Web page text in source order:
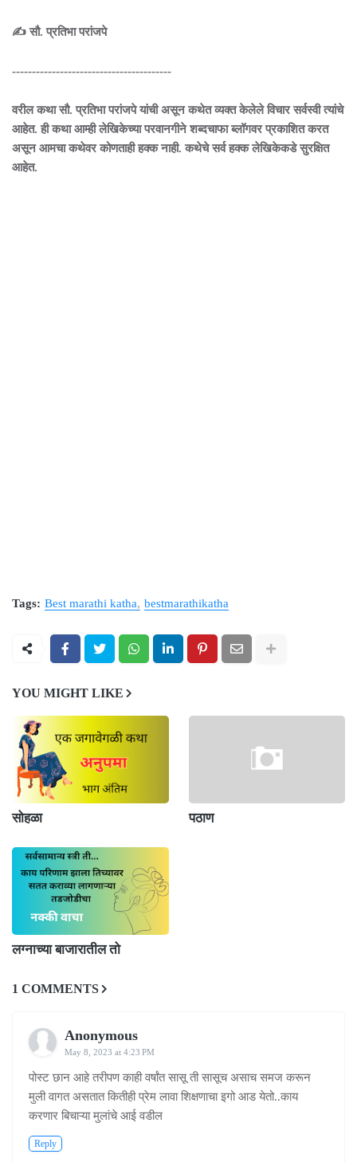
✍️ सौ. प्रतिभा परांजपे
----------------------------------------
वरील कथा सौ. प्रतिभा परांजपे यांची असून कथेत व्यक्त केलेले विचार सर्वस्वी त्यांचे
आहेत. ही कथा आम्ही लेखिकेच्या परवानगीने शब्दचाफा ब्लॉगवर प्रकाशित करत
असून आमचा कथेवर कोणताही हक्क नाही. कथेचे सर्व हक्क लेखिकेकडे सुरक्षित
आहेत.
Tags: Best marathi katha bestmarathikatha
YOU MIGHT LIKE
सोहळा पठाण
लग्नाच्या बाजारातील तो
1 COMMENTS
Anonymous
May 8, 2023 at 4:23 PM
पोस्ट छान आहे तरीपण काही वर्षांत सासू ती सासूच असाच समज करून
मुली वागत असतात कितीही प्रेम लावा शिक्षणाचा इगो आड येतो..काय
करणार बिचाऱ्या मुलांचे आई वडील
Reply